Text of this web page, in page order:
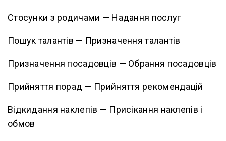
Стосунки з родичами — Надання послуг
Пошук талантів — Призначення талантів
Призначення посадовців — Обрання посадовців
Прийняття порад — Прийняття рекомендацій
Відкидання наклепів — Присікання наклепів і
обмов